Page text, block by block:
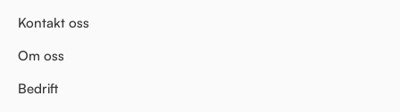
Kontakt oss
Om oss
Bedrift